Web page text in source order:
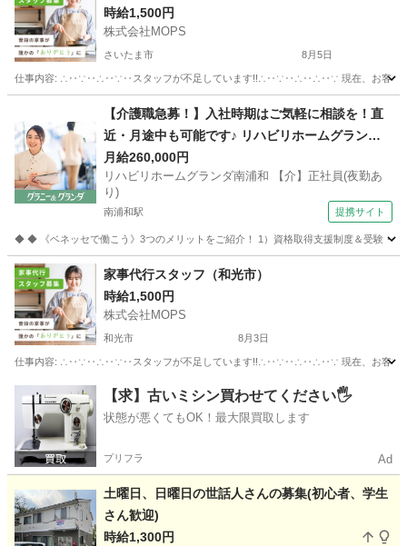
時給1,500円
株式会社MOPS
さいたま市 8月5日
仕事内容: ∴‥∵‥∴‥∵‥スタッフが不足しています!!∴‥∵‥∴‥∴‥∵ 現在、お客様から多
さいたま市 福祉 スタッフ
【介護職急募！】入社時期はご気軽に相談を！直
近・月途中も可能です♪ リハビリホームグランダ
南浦和 【介】正社員(夜勤あり) 老人介護施設スタ
ッフ
月給260,000円
リハビリホームグランダ南浦和 【介】正社員(夜勤あ
り)
南浦和駅 提携サイト
◆ ◆ 《ベネッセで働こう》3つのメリットをご紹介！ 1）資格取得支援制度＆受験・
埼玉 川口市 南浦和駅
家事代行スタッフ（和光市）
時給1,500円
株式会社MOPS
和光市 8月3日
仕事内容: ∴‥∵‥∴‥∵‥スタッフが不足しています!!∴‥∵‥∴‥∴‥∵ 現在、お客様から多
埼玉 和光市 ホームヘルパー スタッフ
【求】古いミシン買わせてください🖐️
状態が悪くてもOK！最大限買取します
プリフラ Ad
土曜日、日曜日の世話人さんの募集(初心者、学生
さん歓迎)
時給1,300円